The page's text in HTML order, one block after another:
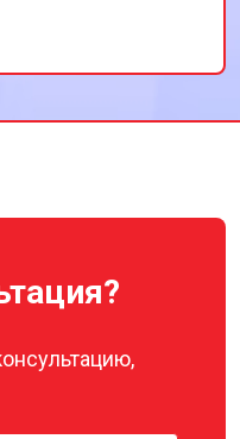
теперь
за отличную